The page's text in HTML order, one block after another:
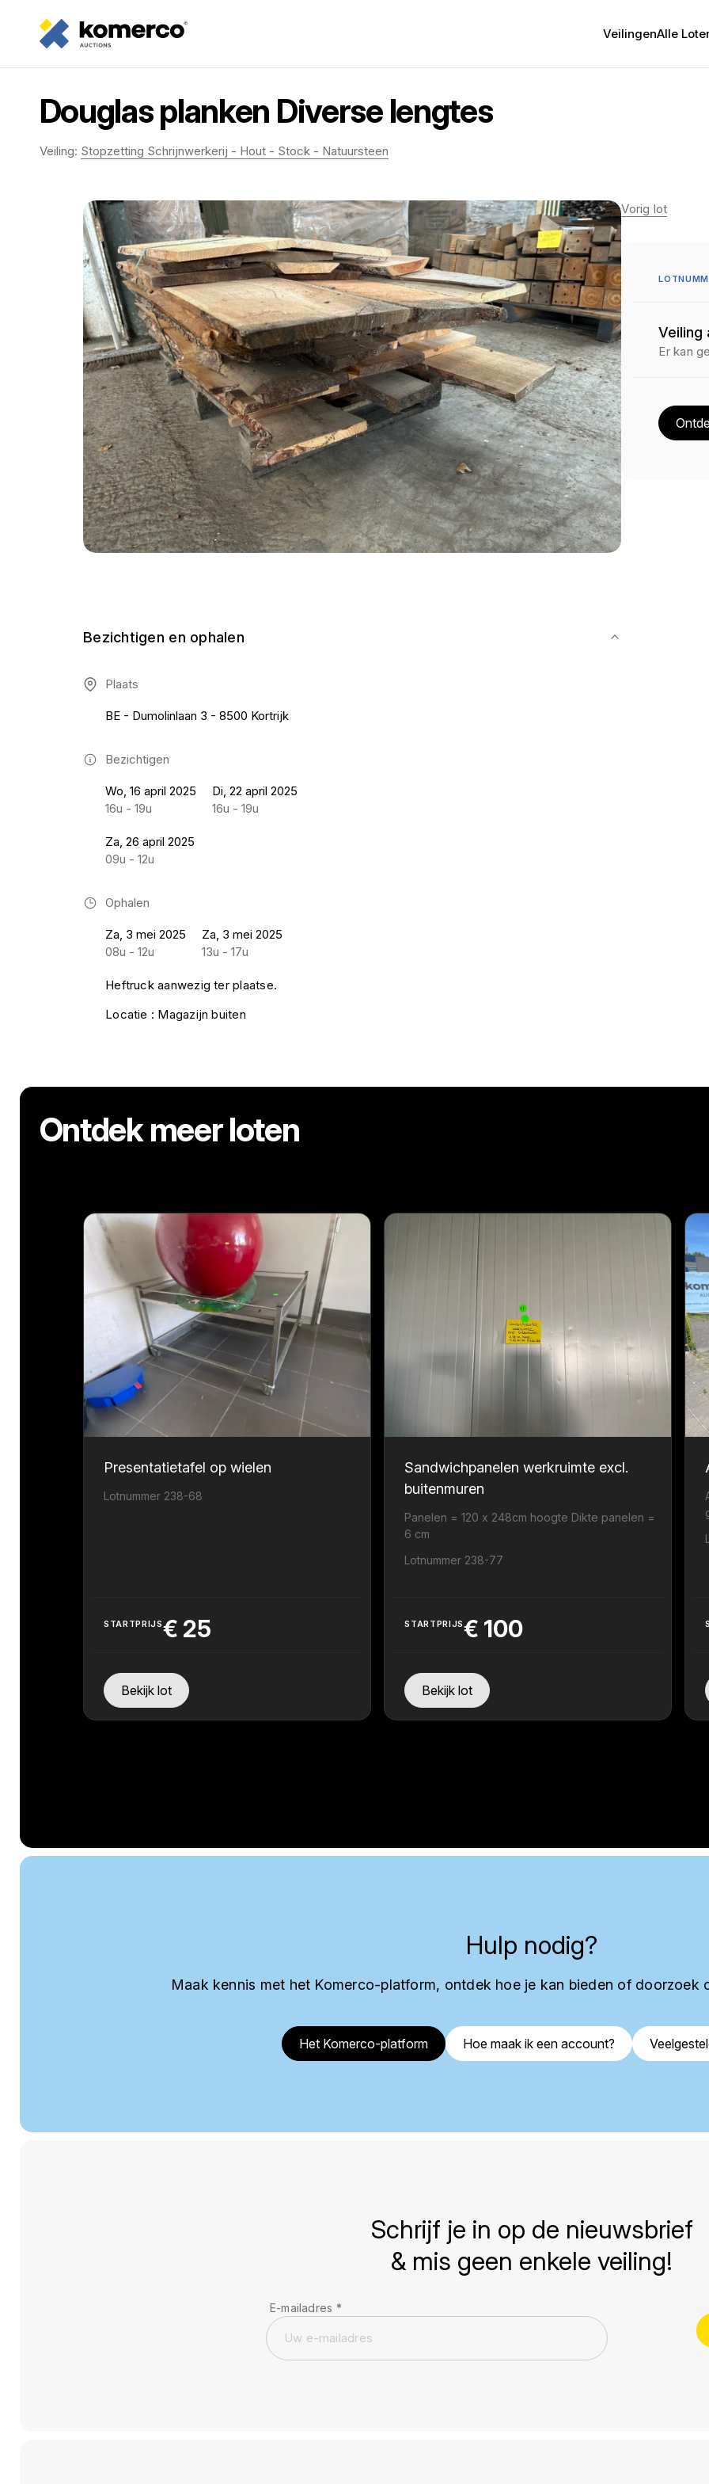
VeilingenAlle
Douglas planken Diverse lengtes
Veiling: Stopzetting Schrijnwerkerij - Hout - Stock - Natuursteen
Bezichtigen en ophalen
Plaats
BE - Dumolinlaan 3 - 8500 Kortrijk
Bezichtigen
Wo, 16 april 2025
16u - 19u
Di, 22 april 2025
16u - 19u
Za, 26 april 2025
09u - 12u
Ophalen
Za, 3 mei 2025
08u - 12u
Za, 3 mei 2025
13u - 17u
Heftruck aanwezig ter plaatse.
Locatie : Magazijn buiten
Vorig lot
Veiling
Er kan
Ontdek meer loten
Presentatietafel op wielen
Lotnummer 238-68
STARTPRIJS€ 25
Bekijk lot
Sandwichpanelen werkruimte excl.
buitenmuren
Panelen = 120 x 248cm hoogte Dikte panelen =
6 cm
Lotnummer 238-77
STARTPRIJS€ 100
Bekijk lot
Hulp nodig?
Maak kennis met het Komerco-platform, ontdek hoe je kan bieden of doorzoek
Het Komerco-platform Hoe maak ik een account?
Schrijf je in op de nieuwsbrief
& mis geen enkele veiling!
E-mailadres *